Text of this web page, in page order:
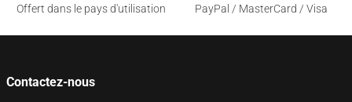
Offert dans le pays d'utilisation
PayPal / MasterCard / Visa
Contactez-nous